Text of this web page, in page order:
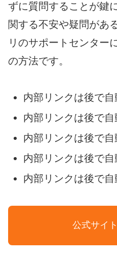
ずに質問することが鍵
関する不安や疑問があ
リのサポートセンター
の方法です。
内部リンクは後で自
内部リンクは後で自
内部リンクは後で自
内部リンクは後で自
内部リンクは後で自
公式サイ